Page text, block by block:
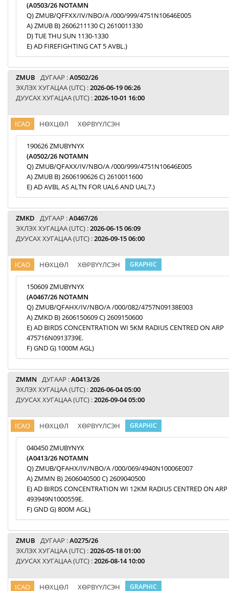
(A0503/26 NOTAMN
Q) ZMUB/QFFXX/IV/NBO/A /000/999/4751N10646E005
A) ZMUB B) 2606211130 C) 2610011330
D) TUE THU SUN 1130-1330
E) AD FIREFIGHTING CAT 5 AVBL.)
ZMUB ДУГААР :A0502/26
ЭХЛЭХ ХУГАЦАА (UTC) :2026-06-19 06:26
ДУУСАХ ХУГАЦАА (UTC) :2026-10-01 16:00
ICAO НӨХЦӨЛ ХӨРВҮҮЛСЭН
190626 ZMUBYNYX
(A0502/26 NOTAMN
Q) ZMUB/QFAXX/IV/NBO/A /000/999/4751N10646E005
A) ZMUB B) 2606190626 C) 2610011600
E) AD AVBL AS ALTN FOR UAL6 AND UAL7.)
ZMKD ДУГААР :A0467/26
ЭХЛЭХ ХУГАЦАА (UTC) :2026-06-15 06:09
ДУУСАХ ХУГАЦАА (UTC) :2026-09-15 06:00
ICAO НӨХЦӨЛ ХӨРВҮҮЛСЭН GRAPHIC
150609 ZMUBYNYX
(A0467/26 NOTAMN
Q) ZMUB/QFAHX/IV/NBO/A /000/082/4757N09138E003
A) ZMKD B) 2606150609 C) 2609150600
E) AD BIRDS CONCENTRATION WI 5KM RADIUS CENTRED ON ARP
475716N0913739E.
F) GND G) 1000M AGL)
ZMMN ДУГААР :A0413/26
ЭХЛЭХ ХУГАЦАА (UTC) :2026-06-04 05:00
ДУУСАХ ХУГАЦАА (UTC) :2026-09-04 05:00
ICAO НӨХЦӨЛ ХӨРВҮҮЛСЭН GRAPHIC
040450 ZMUBYNYX
(A0413/26 NOTAMN
Q) ZMUB/QFAHX/IV/NBO/A /000/069/4940N10006E007
A) ZMMN B) 2606040500 C) 2609040500
E) AD BIRDS CONCENTRATION WI 12KM RADIUS CENTRED ON ARP
493949N1000559E.
F) GND G) 800M AGL)
ZMUB ДУГААР :A0275/26
ЭХЛЭХ ХУГАЦАА (UTC) :2026-05-18 01:00
ДУУСАХ ХУГАЦАА (UTC) :2026-08-14 10:00
ICAO НӨХЦӨЛ ХӨРВҮҮЛСЭН GRAPHIC